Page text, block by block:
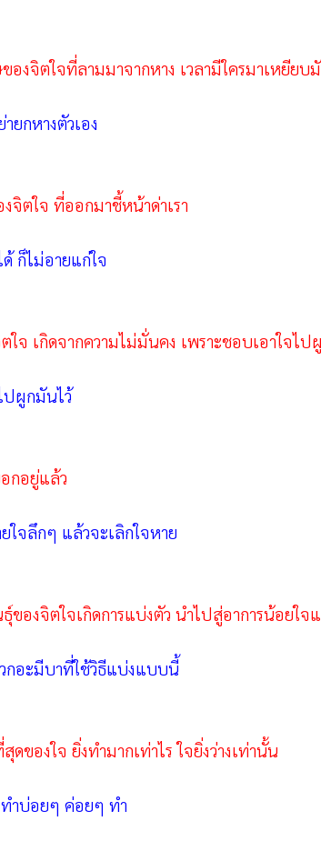
องจิตใจที่ลามมาจากหาง เวลามีใครมาเหยียบ
ยกหางตัวเอง
จิตใจ ที่ออกมาชี้หน้าด่าเรา
ก็ไม่อายแก่ใจ
ใจ เกิดจากความไม่มั่นคง เพราะชอบเอาใจไป
ปผูกมันไว้
กอยู่แล้ว
ใจลึกๆ แล้วจะเลิกใจหาย
ของจิตใจเกิดการแบ่งตัว นำไปสู่อาการน้อยใจ
กอะมีบาที่ใช้วิธีแบ่งแบบนี้
ของใจ ยิ่งทำมากเท่าไร ใจยิ่งว่างเท่านั้น
ำบ่อยๆ ค่อยๆ ทำ